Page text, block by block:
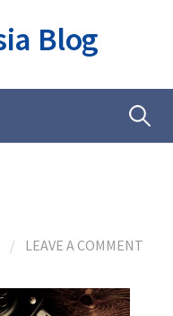
Blog
Ricerca
/ LEAVE A COMMENT